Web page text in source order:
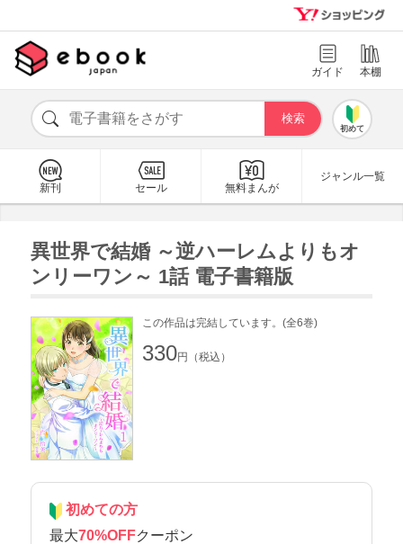
ガイド 本棚
初めて
新刊 セール 無料まんが
ジャンル一覧
異世界で結婚 ～逆ハーレムよりもオ
ンリーワン～ 1話 電子書籍版
この作品は完結しています。(全6巻)
330円（税込）
初めての方
最大70%OFFクーポン